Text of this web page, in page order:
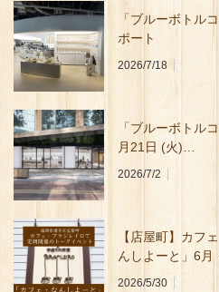
「ブルーボトル
ポート
2026/7/18
「ブルーボトル
月21日 (火)…
2026/7/2
【店屋町】カフ
んしよーと」6月
2026/5/30